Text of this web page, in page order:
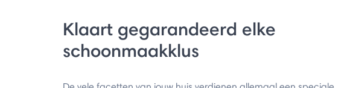
Klaart gegarandeerd elke
schoonmaakklus